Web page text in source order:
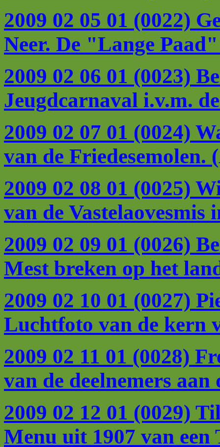
2009 02 05 01 (0022)
Neer. De "Lange
2009 02 06 01 (0023)
Jeugdcarnaval i.v.m.
2009 02 07 01 (0024)
van de Friedesemolen.
2009 02 08 01 (0025)
van de
2009 02 09 01 (0026)
Mest breken op het
2009 02 10 01 (0027)
Luchtfoto van de kern
2009 02 11 01 (0028)
van de deelnemers
2009 02 12 01 (0029)
Menu uit 1907 van een